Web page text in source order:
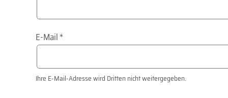
E-Mail*
Ihre E-Mail-Adresse wird Dritten nicht weitergegeben.